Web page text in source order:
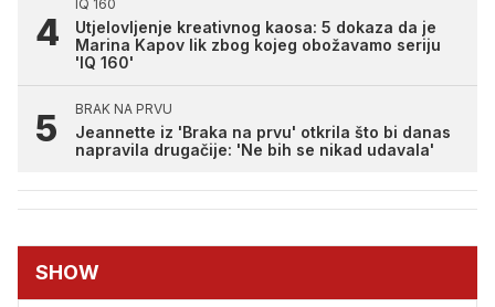
IQ 160
Utjelovljenje kreativnog kaosa: 5 dokaza da je
Marina Kapov lik zbog kojeg obožavamo seriju
'IQ 160'
BRAK NA PRVU
Jeannette iz 'Braka na prvu' otkrila što bi danas
napravila drugačije: 'Ne bih se nikad udavala'
SHOW